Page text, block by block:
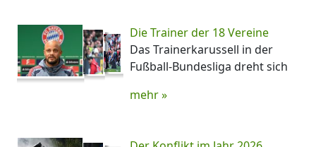
Die Trainer der 18 Vereine
Das Trainerkarussell in der
Fußball-Bundesliga dreht sich
mehr »